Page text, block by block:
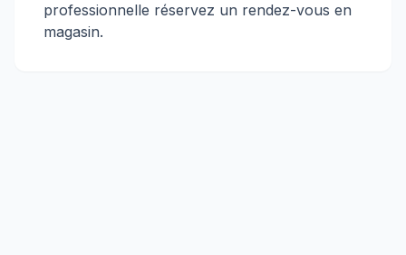
professionnelle réservez un rendez-vous en
magasin.